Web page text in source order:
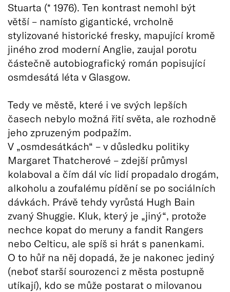
Stuarta (* 1976). Ten kontrast nemohl být
větší – namísto gigantické, vrcholně
stylizované historické fresky, mapující kromě
jiného zrod moderní Anglie, zaujal porotu
částečně autobiografický román popisující
osmdesátá léta v Glasgow.
Tedy ve městě, které i ve svých lepších
časech nebylo možná řití světa, ale rozhodně
jeho zpruzeným podpažím.
V „osmdesátkách“ – v důsledku politiky
Margaret Thatcherové – zdejší průmysl
kolaboval a čím dál víc lidí propadalo drogám,
alkoholu a zoufalému pídění se po sociálních
dávkách. Právě tehdy vyrůstá Hugh Bain
zvaný Shuggie. Kluk, který je „jiný“, protože
nechce kopat do meruny a fandit Rangers
nebo Celticu, ale spíš si hrát s panenkami.
O to hůř na něj dopadá, že je nakonec jediný
(neboť starší sourozenci z města postupně
utíkají), kdo se může postarat o milovanou